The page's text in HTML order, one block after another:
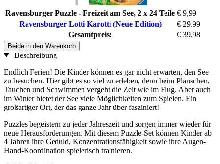
Ravensburger Puzzle - Freizeit am See, 2 x 24 Teile € 9,99
Ravensburger Lotti Karotti (Neue Edition)
€ 29,99
Gesamtpreis:
€ 39,98
Beide in den Warenkorb
Beschreibung
Endlich Ferien! Die Kinder können es gar nicht erwarten, den See
zu besuchen. Hier gibt es so viel zu erleben, denn beim Planschen,
Tauchen und Schwimmen vergeht die Zeit wie im Flug. Aber auch
im Winter bietet der See viele Möglichkeiten zum Spielen. Ein
großartiger Ort, der das ganze Jahr über fasziniert!
Puzzles begeistern zu jeder Jahreszeit und sorgen immer wieder für
neue Herausforderungen. Mit diesem Puzzle-Set können Kinder ab
4 Jahren ihre Geduld, Konzentrationsfähigkeit sowie ihre Augen-
Hand-Koordination spielerisch trainieren.